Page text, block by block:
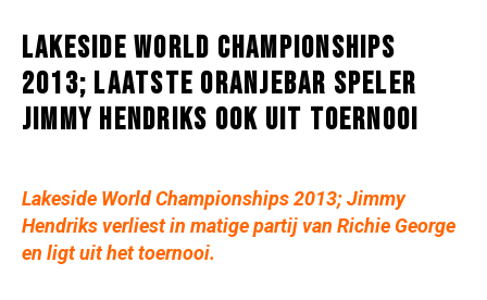
LAKESIDE WORLD CHAMPIONSHIPS
2013; LAATSTE ORANJEBAR SPELER
JIMMY HENDRIKS OOK UIT TOERNOOI
Lakeside World Championships 2013; Jimmy
Hendriks verliest in matige partij van Richie George
en ligt uit het toernooi.